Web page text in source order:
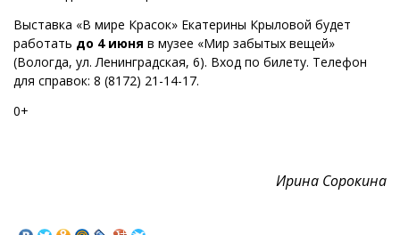
Выставка «В мире Красок» Екатерины Крыловой будет
работать до 4 июня в музее «Мир забытых вещей»
(Вологда, ул. Ленинградская, 6). Вход по билету. Телефон
для справок: 8 (8172) 21-14-17.
0+
Ирина Сорокина